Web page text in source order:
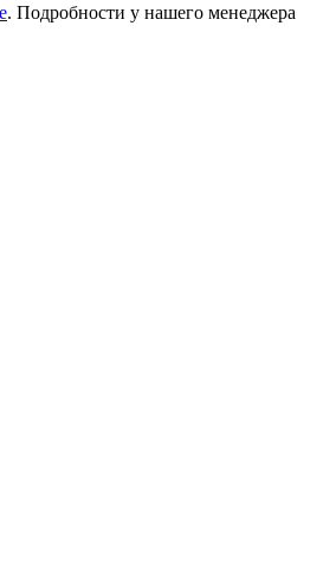
. Подробности у нашего менеджера